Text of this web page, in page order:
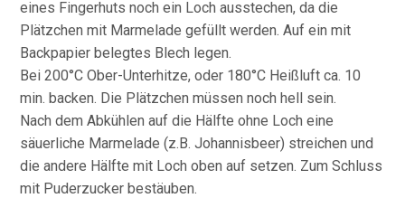
eines Fingerhuts noch ein Loch ausstechen, da die
Plätzchen mit Marmelade gefüllt werden. Auf ein mit
Backpapier belegtes Blech legen.
Bei 200°C Ober-Unterhitze, oder 180°C Heißluft ca. 10
min. backen. Die Plätzchen müssen noch hell sein.
Nach dem Abkühlen auf die Hälfte ohne Loch eine
säuerliche Marmelade (z.B. Johannisbeer) streichen und
die andere Hälfte mit Loch oben auf setzen. Zum Schluss
mit Puderzucker bestäuben.